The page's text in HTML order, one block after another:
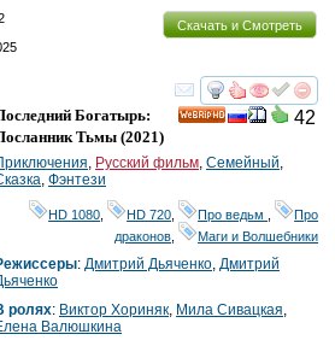
Скачать и Смотреть
смотреть
42
Богатырь:
Тьмы (2021)
, Русский фильм, Семейный,
, Фэнтези
HD 1080, HD 720, Про ведьм ,
Про
драконов, Маги и Волшебники
: Дмитрий Дьяченко, Дмитрий
ролях: Виктор Хориняк, Мила Сивацкая,
Валюшкина